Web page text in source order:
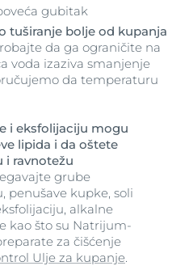
gubitak
tuširanje bolje od kupanja
da ga ograničite na
voda izaziva smanjenje
da temperaturu
i eksfolijaciju mogu
lipida i da oštete
i ravnotežu
grube
penušave kupke, soli
alkalne
kao što su Natrijum-
za čišćenje
Ulje za kupanje.